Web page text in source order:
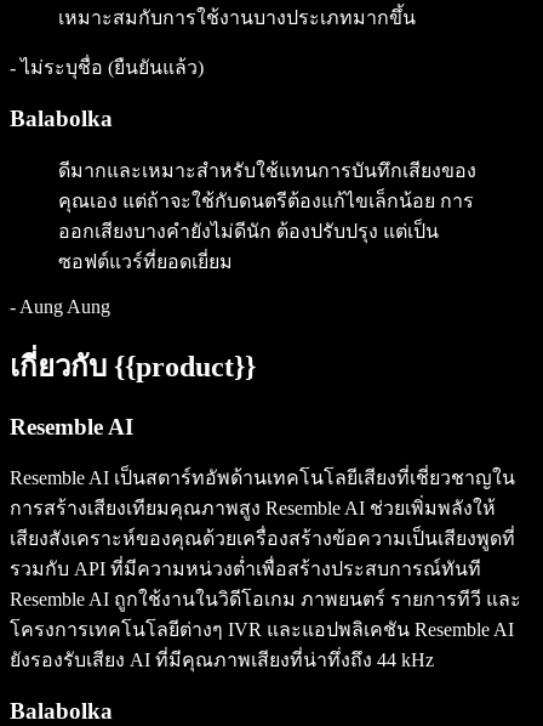
เหมาะสมกับการใช้งานบางประเภทมากขึ้น
-ไม่ระบุชื่อ (ยืนยันแล้ว)
Balabolka
ดีมากและเหมาะสำหรับใช้แทนการบันทึกเสียงของ
คุณเอง แต่ถ้าจะใช้กับดนตรีต้องแก้ไขเล็กน้อย การ
ออกเสียงบางคำยังไม่ดีนัก ต้องปรับปรุง แต่เป็น
ซอฟต์แวร์ที่ยอดเยี่ยม
- Aung Aung
เกี่ยวกับ {{product}}
Resemble AI
Resemble AI เป็นสตาร์ทอัพด้านเทคโนโลยีเสียงที่เชี่ยวชาญใน
การสร้างเสียงเทียมคุณภาพสูง Resemble AI ช่วยเพิ่มพลังให้
เสียงสังเคราะห์ของคุณด้วยเครื่องสร้างข้อความเป็นเสียงพูดที่
รวมกับ API ที่มีความหน่วงต่ำเพื่อสร้างประสบการณ์ทันที
Resemble AI ถูกใช้งานในวิดีโอเกม ภาพยนตร์ รายการทีวี และ
โครงการเทคโนโลยีต่างๆ IVR และแอปพลิเคชัน Resemble AI
ยังรองรับเสียง AI ที่มีคุณภาพเสียงที่น่าทึ่งถึง 44 kHz
Balabolka